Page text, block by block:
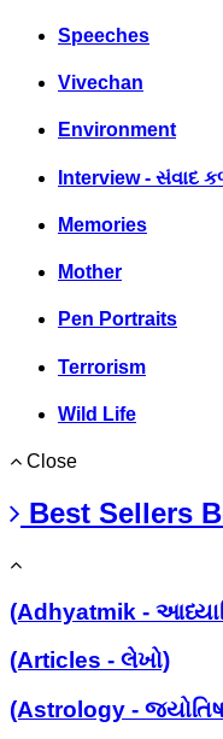
Speeches
Vivechan
Environment
Interview - સંવાદ
Memories
Mother
Pen Portraits
Terrorism
Wild Life
Close
Best Sellers
(Adhyatmik -
(Articles - લેખો)
(Astrology -